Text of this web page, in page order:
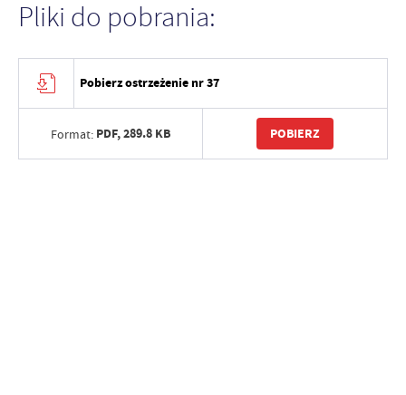
Pliki do pobrania:
Pobierz ostrzeżenie nr 37
Format: PDF,289.8 KB POBIERZ